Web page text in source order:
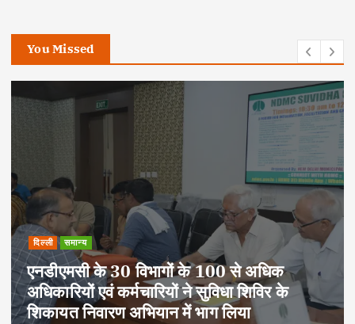
You Missed
दिल्ली समान्य
एनडीएमसी के 30 विभागों के 100 से अधिक
अधिकारियों एवं कर्मचारियों ने सुविधा शिविर के
शिकायत निवारण अभियान में भाग लिया